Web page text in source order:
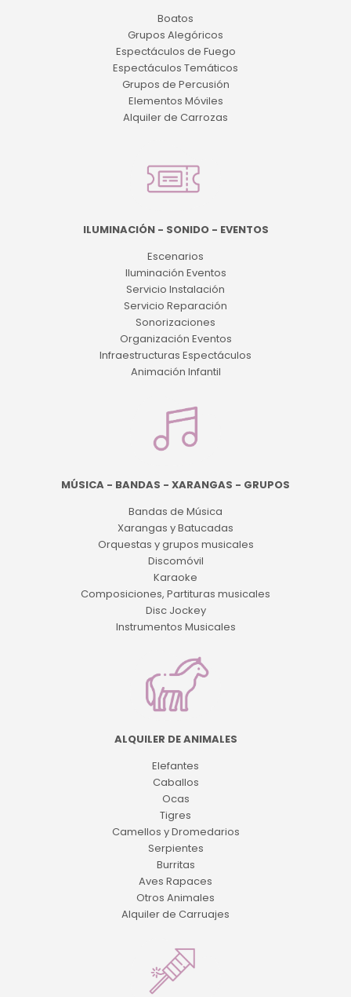
Boatos
Grupos Alegóricos
Espectáculos de Fuego
Espectáculos Temáticos
Grupos de Percusión
Elementos Móviles
Alquiler de Carrozas
ILUMINACIÓN - SONIDO - EVENTOS
Escenarios
Iluminación Eventos
Servicio Instalación
Servicio Reparación
Sonorizaciones
Organización Eventos
Infraestructuras Espectáculos
Animación Infantil
MÚSICA - BANDAS - XARANGAS - GRUPOS
Bandas de Música
Xarangas y Batucadas
Orquestas y grupos musicales
Discomóvil
Karaoke
Composiciones, Partituras musicales
Disc Jockey
Instrumentos Musicales
ALQUILER DE ANIMALES
Elefantes
Caballos
Ocas
Tigres
Camellos y Dromedarios
Serpientes
Burritas
Aves Rapaces
Otros Animales
Alquiler de Carruajes